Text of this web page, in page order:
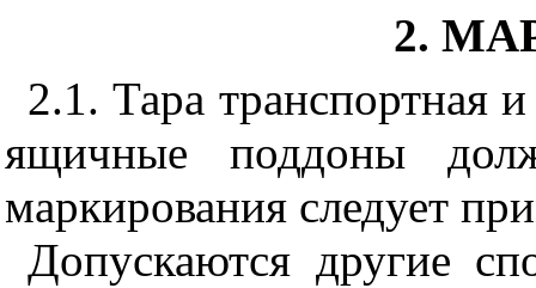
2.
2.1. Тара транспортная
ящичные поддоны
маркирования следует
Допускаются другие